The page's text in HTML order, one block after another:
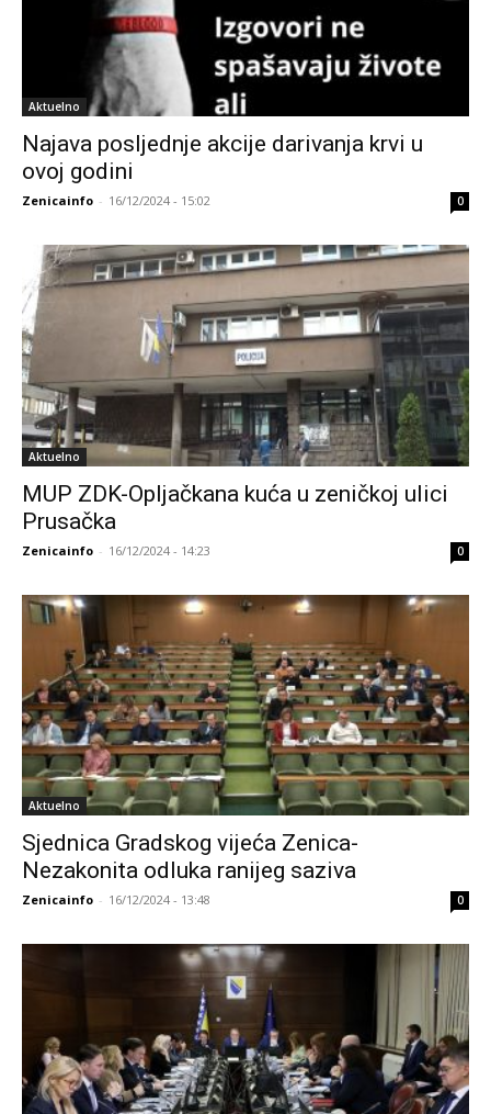
Aktuelno
Najava posljednje akcije darivanja krvi u
ovoj godini
Zenicainfo - 16/12/2024 - 15:02 0
Aktuelno
MUP ZDK-Opljačkana kuća u zeničkoj ulici
Prusačka
Zenicainfo - 16/12/2024 - 14:23 0
Aktuelno
Sjednica Gradskog vijeća Zenica-
Nezakonita odluka ranijeg saziva
Zenicainfo - 16/12/2024 - 13:48 0